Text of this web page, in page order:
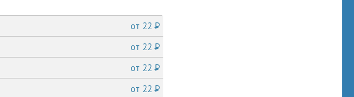
от 22P
от 22P
от 22P
от 22P